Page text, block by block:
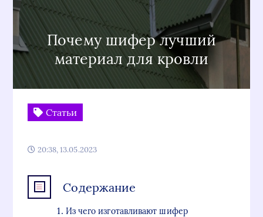
Почему шифер лучший
материал для кровли
Статьи
20:38, 13.05.2023
Содержание
Из чего изготавливают шифер